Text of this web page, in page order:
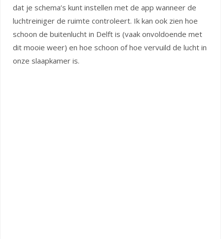
dat je schema’s kunt instellen met de app wanneer de
luchtreiniger de ruimte controleert. Ik kan ook zien hoe
schoon de buitenlucht in Delft is (vaak onvoldoende met
dit mooie weer) en hoe schoon of hoe vervuild de lucht in
onze slaapkamer is.